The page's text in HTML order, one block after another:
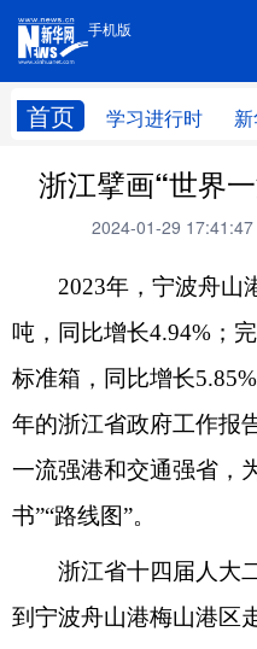
手机版
首页 学习进行时
手机版
浙江擘画“世界
2024-01-29 17:41:47
2023年，宁波舟山
吨，同比增长4.94%；
标准箱，同比增长
年的浙江省政府工作报
一流强港和交通强省，
书”“路线图”。
浙江省十四届人大二
到宁波舟山港梅山港区